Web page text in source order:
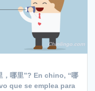
哪里”? En chino, “哪
que se emplea para